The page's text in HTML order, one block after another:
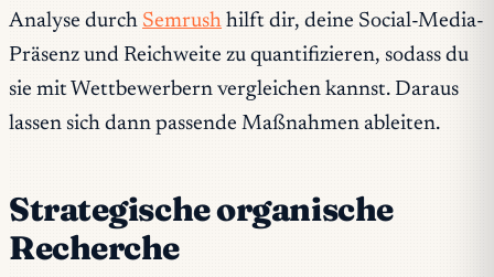
Analyse durch Semrush hilft dir, deine Social-Media-
Präsenz und Reichweite zu quantifizieren, sodass du
sie mit Wettbewerbern vergleichen kannst. Daraus
lassen sich dann passende Maßnahmen ableiten.
Strategische organische
Recherche